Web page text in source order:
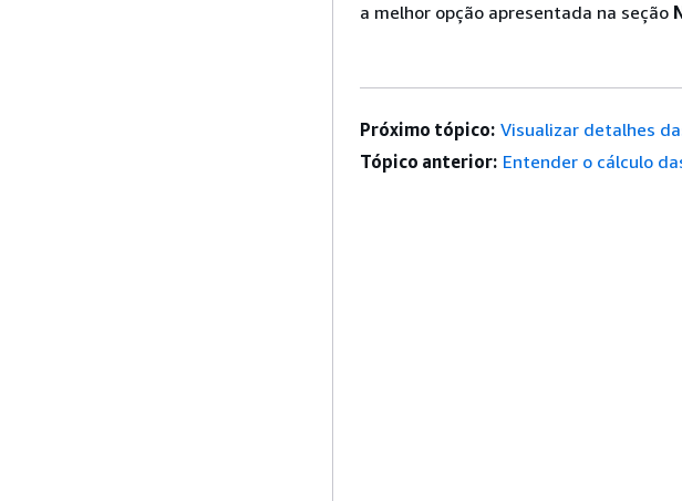
a melhor opção apresentada na seção
Próximo tópico: Visualizar detalhes
Tópico anterior: Entender o cálculo